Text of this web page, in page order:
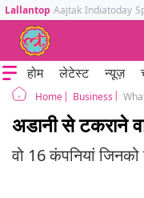
Lallantop Aajtak Indiatoday
होम लेटेस्ट न्यूज़
Home Business
अडानी से टकराने
वो 16 कंपनियां जिनको